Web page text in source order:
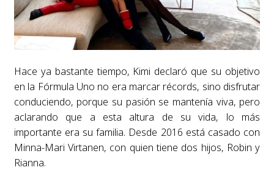
Hace ya bastante tiempo, Kimi declaró que su objetivo
en la Fórmula Uno no era marcar récords, sino disfrutar
conduciendo, porque su pasión se mantenía viva, pero
aclarando que a esta altura de su vida, lo más
importante era su familia. Desde 2016 está casado con
Minna-Mari Virtanen, con quien tiene dos hijos, Robin y
Rianna.